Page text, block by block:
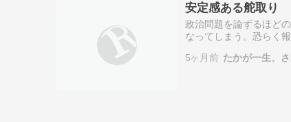
安定感ある舵取り
政治問題を論ずるほど
なってしまう。恐らく
権は「中国とは…
5ヶ月前 たかが一生、